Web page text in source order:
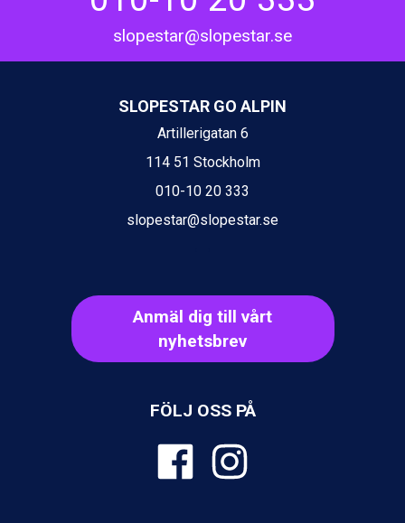
Ischgl från 11.295 kr.
Wagrain från 7.095 kr.
Canazei från 7.195 kr.
Livigno från 5.595 kr.
Ponte di Legno från 7.395 kr.
Alleghe från 8.545 kr.
Bad Gastein från 6.295 kr.
Saalbach från 9.445 kr.
Sölden från 12.995 kr.
Bad Hofgastein från 8.595 kr.
Passo Tonale från 5.895 kr.
Fieberbrunn från 9.645 kr.
Wagrain från 7.095 kr.
Val Thorens från 8.395 kr.
slopestar@slopestar.se
SLOPESTAR GO ALPIN
Artillerigatan 6
114 51 Stockholm
010-10 20 333
slopestar@slopestar.se
Anmäl dig till vårt
nyhetsbrev
FÖLJ OSS PÅ